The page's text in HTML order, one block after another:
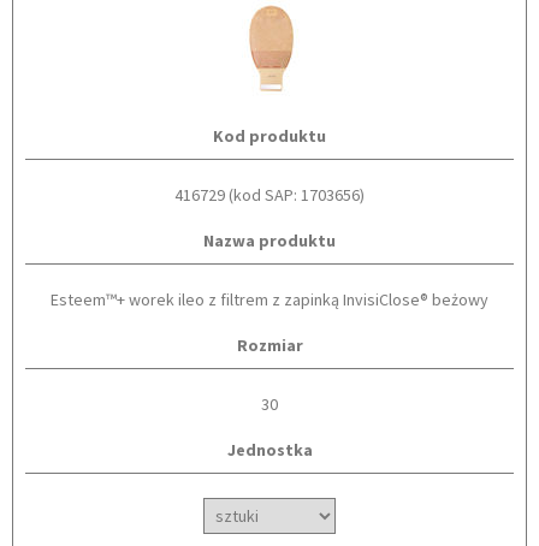
Kod produktu
416729 (kod SAP: 1703656)
Nazwa produktu
Esteem™+ worek ileo z filtrem z zapinką InvisiClose® beżowy
Rozmiar
30
Jednostka